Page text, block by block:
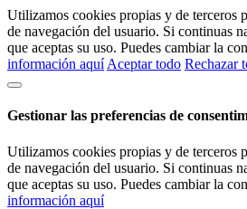
Utilizamos cookies propias y de terceros
de navegación del usuario. Si continuas
que aceptas su uso. Puedes cambiar la
información aquí Aceptar todo Rechazar
Gestionar las preferencias de
Utilizamos cookies propias y de terceros
de navegación del usuario. Si continuas
que aceptas su uso. Puedes cambiar la
información aquí